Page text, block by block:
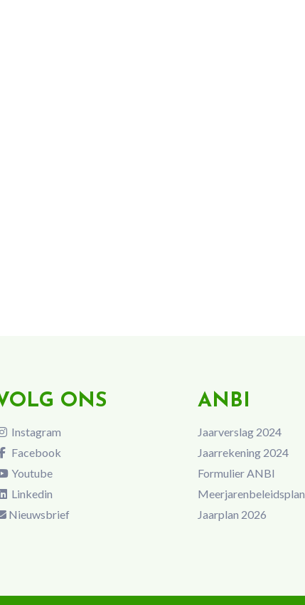
ONS
Instagram
Facebook
Youtube
Linkedin
Nieuwsbrief
ANBI
Jaarverslag 2024
Jaarrekening 2024
Formulier ANBI
Meerjarenbeleidsplan
Jaarplan 2026